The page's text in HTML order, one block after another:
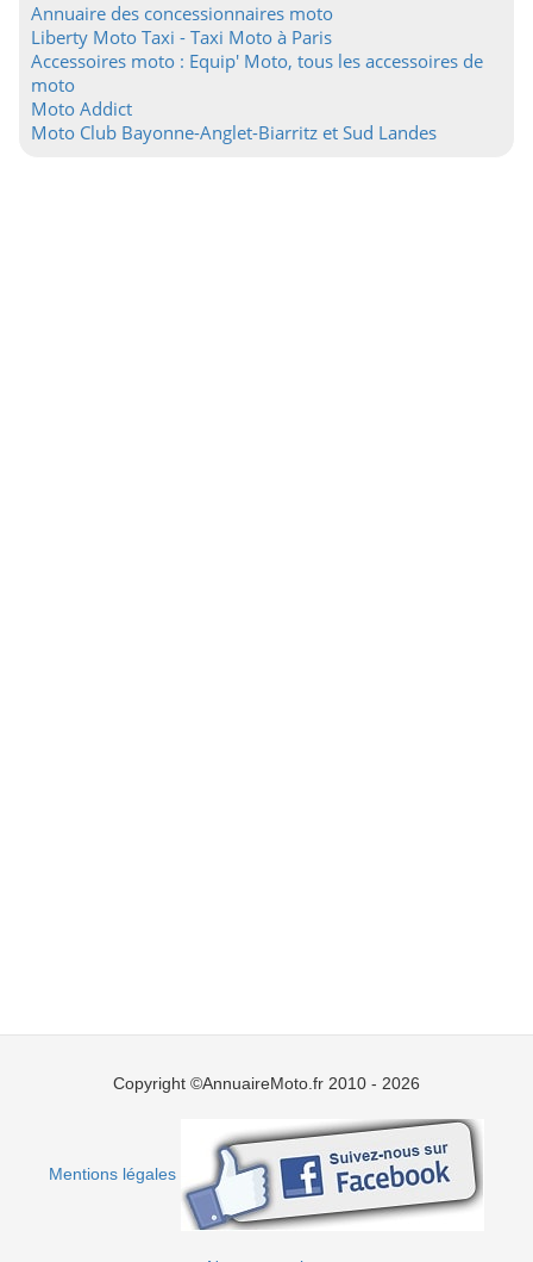
Annuaire des concessionnaires moto
Liberty Moto Taxi - Taxi Moto à Paris
Accessoires moto : Equip' Moto, tous les accessoires de
moto
Moto Addict
Moto Club Bayonne-Anglet-Biarritz et Sud Landes
Copyright ©AnnuaireMoto.fr 2010 - 2026
Mentions légales